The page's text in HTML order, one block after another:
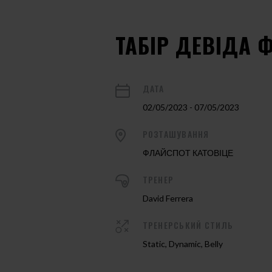
ТАБІР ДЕВІДА
02/05/2023 - 07/05/2023
ФЛАЙСПОТ КАТОВІЦЕ
David Ferrera
Static, Dynamic, Belly